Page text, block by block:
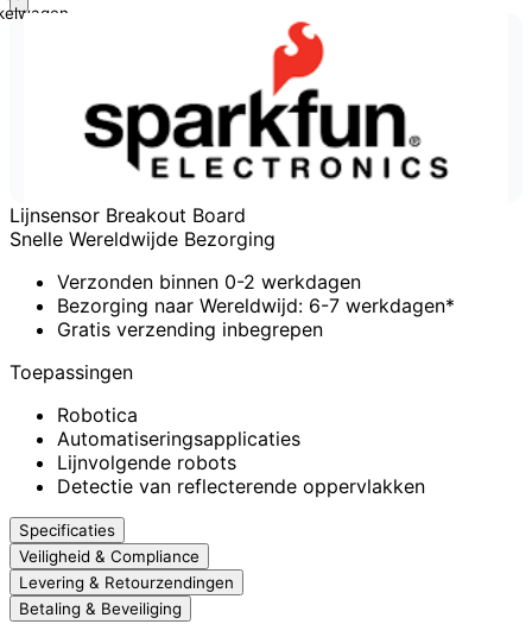
Lijnsensor Breakout Board
Snelle Wereldwijde Bezorging
Verzonden binnen 0-2 werkdagen
Bezorging naar Wereldwijd: 6-7 werkdagen*
Gratis verzending inbegrepen
Toepassingen
Robotica
Automatiseringsapplicaties
Lijnvolgende robots
Detectie van reflecterende oppervlakken
Specificaties
Veiligheid & Compliance
Levering & Retourzendingen
Betaling & Beveiliging